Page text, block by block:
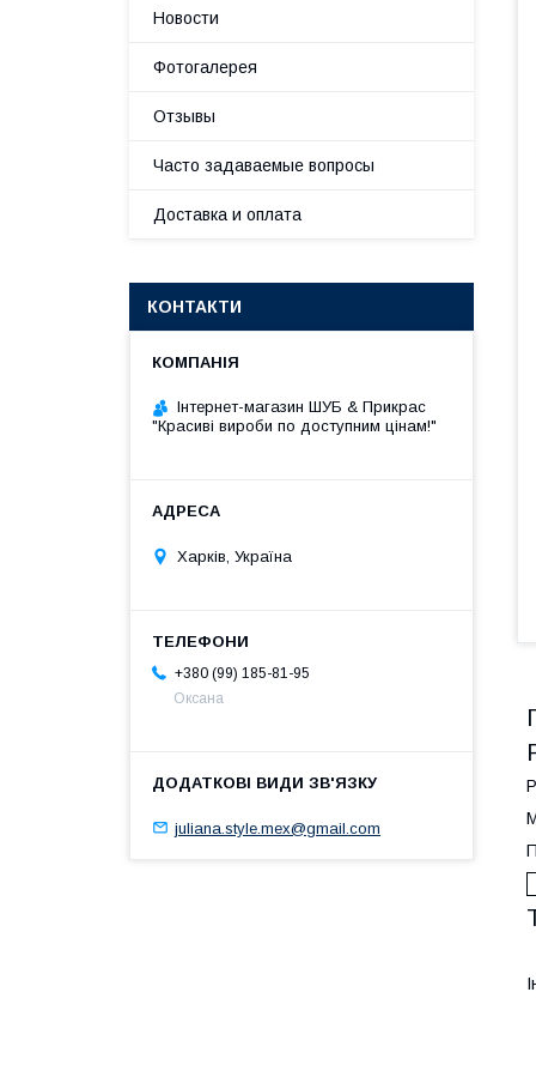
Новости
Фотогалерея
Отзывы
Часто задаваемые вопросы
Доставка и оплата
КОНТАКТИ
Інтернет-магазин ШУБ & Прикрас
"Красиві вироби по доступним цінам!"
Харків, Україна
+380 (99) 185-81-95
Оксана
juliana.style.mex@gmail.com